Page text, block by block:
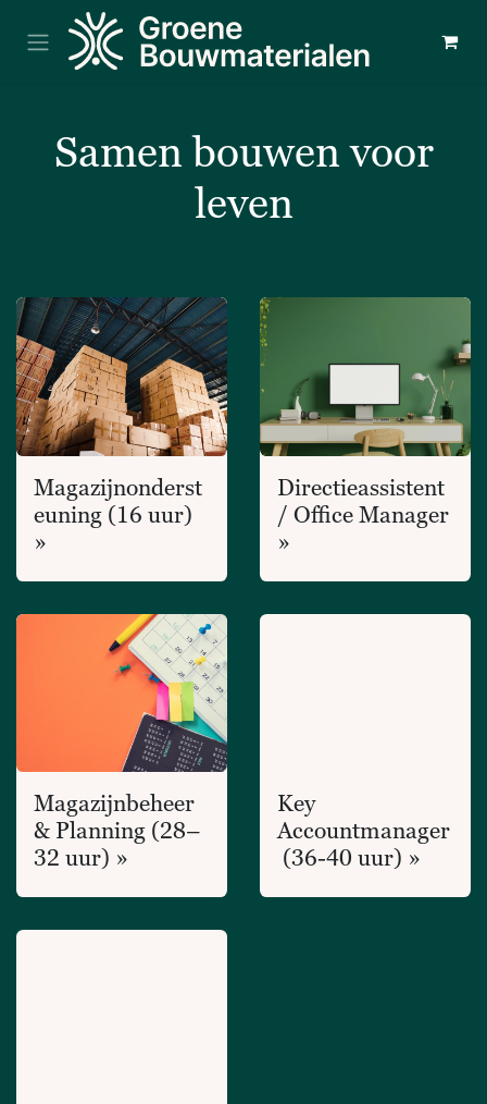
Overslaan naar inhoud
Samen bouwen voor
leven
Magazijnonderst
euning (16 uur)
»
Directieassistent
/ Office Manager
»
Magazijnbeheer
& Planning (28–
32 uur) »
Key
Accountmanager
(36-40 uur) »